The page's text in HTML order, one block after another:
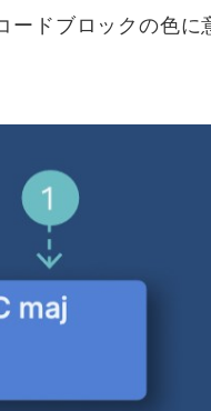
ードブロックの色に